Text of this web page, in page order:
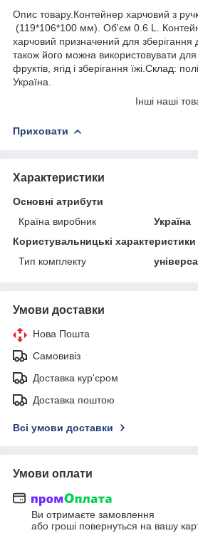
Опис товару.Контейнер харчовий з
(119*106*100 мм). Об'єм 0.6 L.
харчовий призначений для зберігання
також його можна використовувати
фруктів, ягід і зберігання їжі.Склад:
Україна.
Інші наші товари
Приховати
Характеристики
Основні атрибути
Країна виробник
Україна
Користувальницькі характеристики
Тип комплекту
Умови доставки
Нова Пошта
Самовивіз
Доставка кур'єром
Доставка поштою
Всі умови доставки
Умови оплати
Ви отримаєте замовлення
або гроші повернуться на вашу